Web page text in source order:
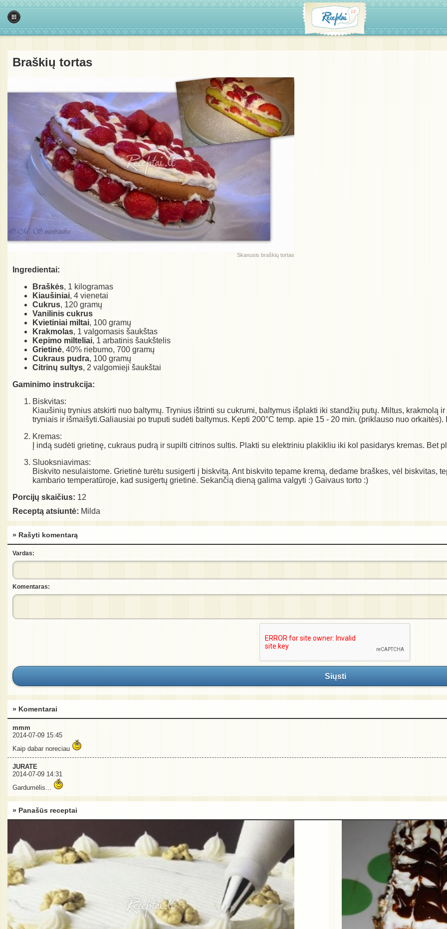
Braškių tortas
Skanusis braškių tortas
Ingredientai:
Braškės, 1 kilogramas
Kiaušiniai, 4 vienetai
Cukrus, 120 gramų
Vanilinis cukrus
Kvietiniai miltai, 100 gramų
Krakmolas, 1 valgomasis šaukštas
Kepimo milteliai, 1 arbatinis šaukštelis
Grietinė, 40% riebumo, 700 gramų
Cukraus pudra, 100 gramų
Citrinų sultys, 2 valgomieji šaukštai
Gaminimo instrukcija:
Biskvitas:
Kiaušinių trynius atskirti nuo baltymų. Trynius ištrinti su cukrumi, baltymus išplakti iki standžių putų. Miltus, krakmolą
tryniais ir išmaišyti.Galiausiai po truputi sudėti baltymus. Kepti 200°C temp. apie 15 - 20 min. (priklauso nuo
Kremas:
Į indą sudėti grietinę, cukraus pudrą ir supilti citrinos sultis. Plakti su elektriniu plakikliu iki kol pasidarys kremas. Bet
Sluoksniavimas:
Biskvito nesulaistome. Grietinė turėtu susigerti į biskvitą. Ant biskvito tepame kremą, dedame braškes, vėl biskvitas,
kambario temperatūroje, kad susigertų grietinė. Sekančią dieną galima valgyti :) Gaivaus torto :)
Porcijų skaičius: 12
Receptą atsiuntė: Milda
» Rašyti komentarą
Vardas:
Komentaras:
Siųsti
» Komentarai
mmm
2014-07-09 15:45
Kaip dabar noreciau
JURATE
2014-07-09 14:31
Gardumėlis...
» Panašūs receptai